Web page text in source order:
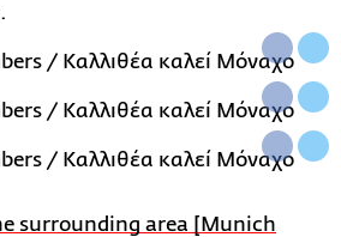
surrounding area [Munich